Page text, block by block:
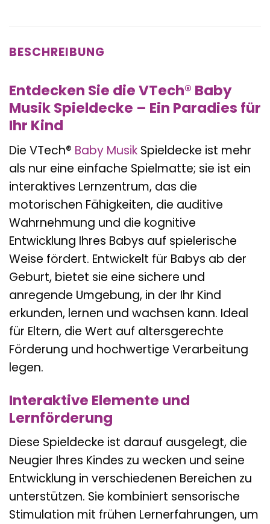
BESCHREIBUNG
Entdecken Sie die VTech® Baby
Musik Spieldecke – Ein Paradies für
Ihr Kind
Die VTech® Baby Musik Spieldecke ist mehr
als nur eine einfache Spielmatte; sie ist ein
interaktives Lernzentrum, das die
motorischen Fähigkeiten, die auditive
Wahrnehmung und die kognitive
Entwicklung Ihres Babys auf spielerische
Weise fördert. Entwickelt für Babys ab der
Geburt, bietet sie eine sichere und
anregende Umgebung, in der Ihr Kind
erkunden, lernen und wachsen kann. Ideal
für Eltern, die Wert auf altersgerechte
Förderung und hochwertige Verarbeitung
legen.
Interaktive Elemente und
Lernförderung
Diese Spieldecke ist darauf ausgelegt, die
Neugier Ihres Kindes zu wecken und seine
Entwicklung in verschiedenen Bereichen zu
unterstützen. Sie kombiniert sensorische
Stimulation mit frühen Lernerfahrungen, um